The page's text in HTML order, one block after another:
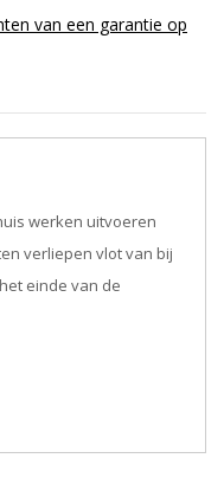
van een garantie op
werken uitvoeren
verliepen vlot van bij
einde van de